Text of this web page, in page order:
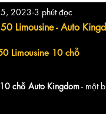
Car & Van, Travel
Limousine - Auto
5, 2023 3 phút đọc
Limousine 10 chỗ
chỗ Auto Kingdom - một